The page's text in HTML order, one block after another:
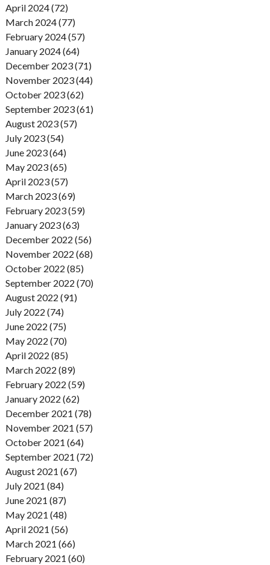
April 2024 (72)
March 2024 (77)
February 2024 (57)
January 2024 (64)
December 2023 (71)
November 2023 (44)
October 2023 (62)
September 2023 (61)
August 2023 (57)
July 2023 (54)
June 2023 (64)
May 2023 (65)
April 2023 (57)
March 2023 (69)
February 2023 (59)
January 2023 (63)
December 2022 (56)
November 2022 (68)
October 2022 (85)
September 2022 (70)
August 2022 (91)
July 2022 (74)
June 2022 (75)
May 2022 (70)
April 2022 (85)
March 2022 (89)
February 2022 (59)
January 2022 (62)
December 2021 (78)
November 2021 (57)
October 2021 (64)
September 2021 (72)
August 2021 (67)
July 2021 (84)
June 2021 (87)
May 2021 (48)
April 2021 (56)
March 2021 (66)
February 2021 (60)